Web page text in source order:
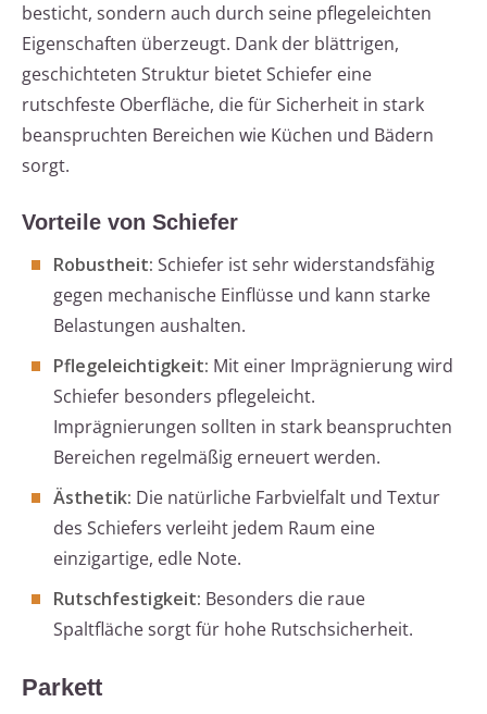
besticht, sondern auch durch seine pflegeleichten
Eigenschaften überzeugt. Dank der blättrigen,
geschichteten Struktur bietet Schiefer eine
rutschfeste Oberfläche, die für Sicherheit in stark
beanspruchten Bereichen wie Küchen und Bädern
sorgt.
Vorteile von Schiefer
Robustheit: Schiefer ist sehr widerstandsfähig
gegen mechanische Einflüsse und kann starke
Belastungen aushalten.
Pflegeleichtigkeit: Mit einer Imprägnierung wird
Schiefer besonders pflegeleicht.
Imprägnierungen sollten in stark beanspruchten
Bereichen regelmäßig erneuert werden.
Ästhetik: Die natürliche Farbvielfalt und Textur
des Schiefers verleiht jedem Raum eine
einzigartige, edle Note.
Rutschfestigkeit: Besonders die raue
Spaltfläche sorgt für hohe Rutschsicherheit.
Parkett